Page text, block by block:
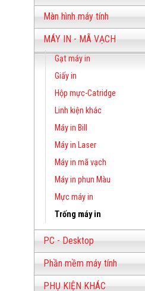
Màn hình máy tính
MÁY IN - MÃ VẠCH
Gạt máy in
Giấy in
Hộp mực-Catridge
Linh kiện khác
Máy in Bill
Máy in Laser
Máy in mã vạch
Máy in phun Màu
Mực máy in
Trống máy in
PC - Desktop
Phần mềm máy tính
PHỤ KIỆN KHÁC